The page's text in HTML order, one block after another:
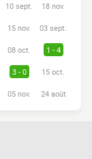
10 sept. 18 nov.
15 nov. 03 sept.
08 oct. 1 - 4
3 - 0 15 oct.
05 nov. 24 août